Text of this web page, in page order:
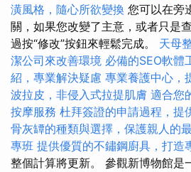
潢風格，隨心所欲變換 您可以在旁
關，如果您改變了主意，或者只是
過按“修改”按鈕來輕鬆完成。 天母
潔公司來改善環境 必備的SEO軟體
紹，專業解決疑慮 專業養護中心，
波拉皮，非侵入式拉提肌膚 適合您
按摩服務 杜拜簽證的申請過程，提
骨灰罈的種類與選擇，保護親人的
專班 提供優質的不鏽鋼廚具，打造
整個計算將更新。 參觀新博物館是